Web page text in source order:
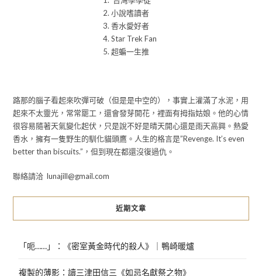
2. 小說嗜讀者
3. 香水愛好者
4. Star Trek Fan
5. 超蝙一生推
路那的腦子看起來吹彈可破（但是是中空的），事實上灌滿了水泥，用
起來不太靈光，常常罷工，還會發芽開花，裡面有拇指姑娘。他的心情
很容易隨著天氣變化起伏，只是說不好是晴天開心還是雨天高興。熱愛
香水，擁有一隻野生的馴化貓頭鷹。人生的格言是”Revenge. It’s even
better than biscuits.”，但到現在都還沒復過仇。
聯絡請洽 lunajill@gmail.com
近期文章
「呃……」：《密室黃金時代的殺人》｜鴨崎暖爐
複製的薄影：讀三津田信三《如忌名獻祭之物》